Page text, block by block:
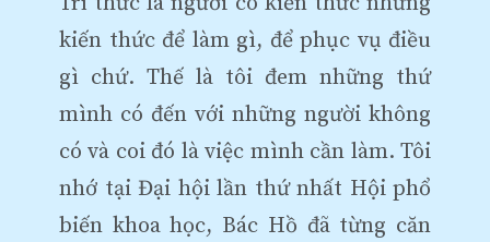
kiến thức để làm gì, để phục vụ điều
gì chứ. Thế là tôi đem những thứ
mình có đến với những người không
có và coi đó là việc mình cần làm. Tôi
nhớ tại Đại hội lần thứ nhất Hội phổ
biến khoa học, Bác Hồ đã từng căn